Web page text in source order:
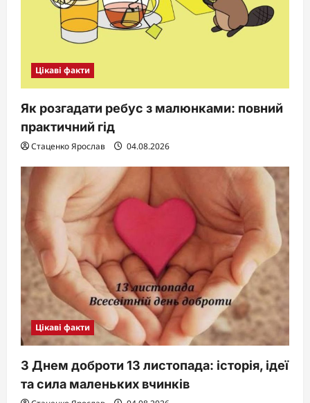
Цікаві факти
Як розгадати ребус з малюнками: повний
практичний гід
Стаценко Ярослав 04.08.2026
Цікаві факти
З Днем доброти 13 листопада: історія, ідеї
та сила маленьких вчинків